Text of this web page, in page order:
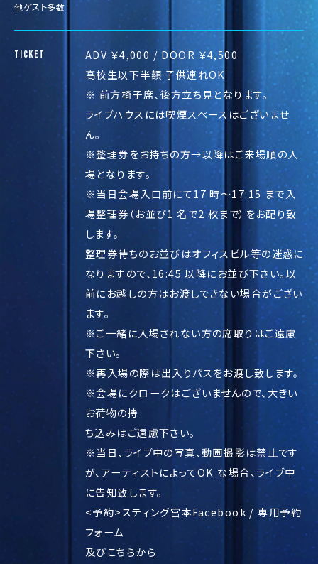
他ゲスト多数
TICKET
ADV ￥4,000 / DOOR ￥4,500
高校生以下半額 子供連れOK
※ 前方椅子席、後方立ち見となります。
ライブハウスには喫煙スペースはございませ
ん。
※整理券をお持ちの方→以降はご来場順の入
場となります。
※当日会場入口前にて17 時〜17:15 まで入
場整理券（お並び1 名で2 枚まで）をお配り致
します。
整理券待ちのお並びはオフィスビル等の迷惑に
なりますので、16:45 以降にお並び下さい。以
前にお越しの方はお渡しできない場合がござい
ます。
※ご一緒に入場されない方の席取りはご遠慮
下さい。
※再入場の際は出入りパスをお渡し致します。
※会場にクロークはございませんので、大きい
お荷物の持
ち込みはご遠慮下さい。
※当日、ライブ中の写真、動画撮影は禁止です
が、アーティストによってOK な場合、ライブ中
に告知致します。
<予約>スティング宮本Facebook / 専用予約
フォーム
及びこちらから